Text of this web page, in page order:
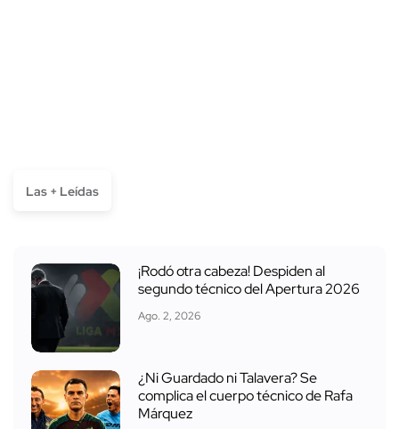
Las + Leídas
¡Rodó otra cabeza! Despiden al
segundo técnico del Apertura 2026
Ago. 2, 2026
¿Ni Guardado ni Talavera? Se
complica el cuerpo técnico de Rafa
Márquez